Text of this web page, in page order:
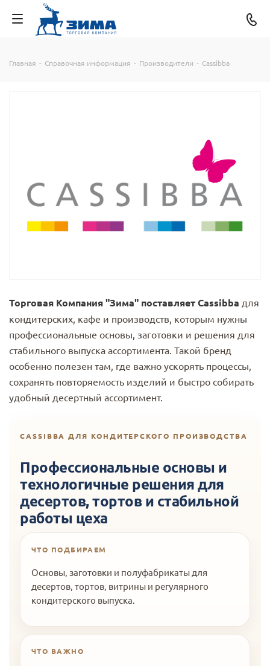
Главная - Справочная информация - Производители - Cassibba
Торговая Компания "Зима" поставляет Cassibba для
кондитерских, кафе и производств, которым нужны
профессиональные основы, заготовки и решения для
стабильного выпуска ассортимента. Такой бренд
особенно полезен там, где важно ускорять процессы,
сохранять повторяемость изделий и быстро собирать
удобный десертный ассортимент.
CASSIBBA ДЛЯ КОНДИТЕРСКОГО ПРОИЗВОДСТВА
Профессиональные основы и
технологичные решения для
десертов, тортов и стабильной
работы цеха
ЧТО ПОДБИРАЕМ
Основы, заготовки и полуфабрикаты для
десертов, тортов, витрины и регулярного
кондитерского выпуска.
ЧТО ВАЖНО